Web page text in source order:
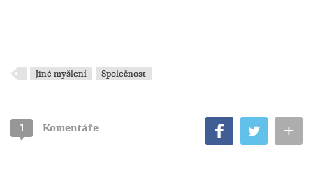
Jiné myšlení Společnost
1 Komentáře +